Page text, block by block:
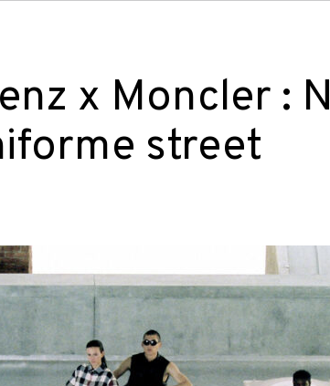
x Moncler :
street